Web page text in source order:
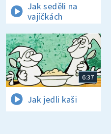
Jak seděli na
vajíčkách
6:37
Jak jedli kaši